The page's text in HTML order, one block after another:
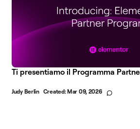
Ti presentiamo il Programma
Judy Berlin Created:Mar 09, 2026